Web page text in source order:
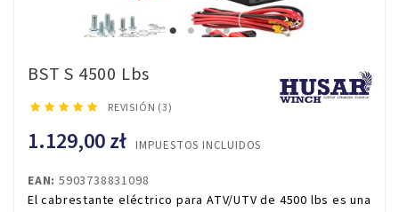
BST S 4500 Lbs
     REVISIÓN (3)
1.129,00 zł IMPUESTOS INCLUIDOS
EAN: 5903738831098
El cabrestante eléctrico para ATV/UTV de 4500 lbs es una